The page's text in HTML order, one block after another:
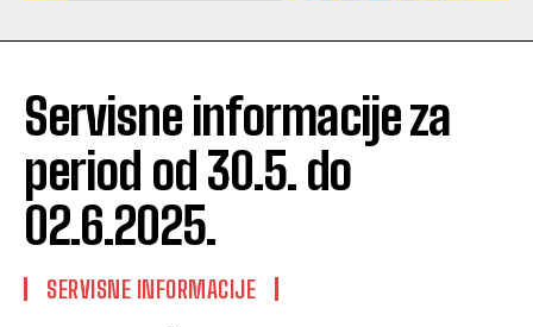
Servisne informacije za
period od 30.5. do
02.6.2025.
SERVISNE INFORMACIJE